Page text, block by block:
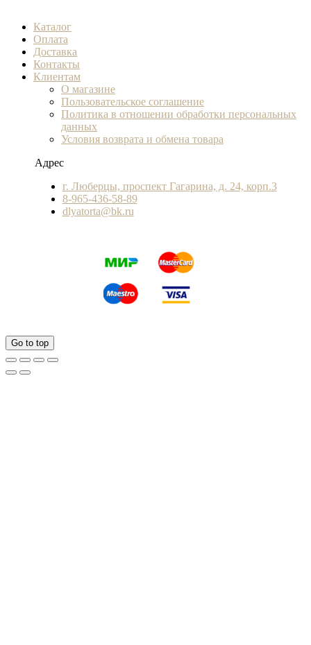
Каталог
Оплата
Доставка
Контакты
Клиентам
О магазине
Пользовательское соглашение
Политика в отношении обработки персональных
данных
Условия возврата и обмена товара
Адрес
г. Люберцы, проспект Гагарина, д. 24, корп.3
8-965-436-58-89
dlyatorta@bk.ru
Go to top